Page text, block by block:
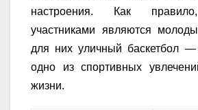
настроения. Как
участниками являются
для них уличный баскетбол
одно из спортивных
жизни.